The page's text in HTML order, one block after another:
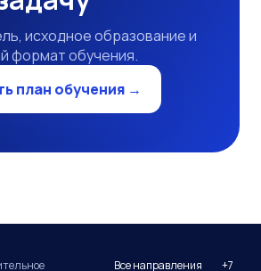
исходное образование и
формат обучения.
план обучения →
Все направления +7